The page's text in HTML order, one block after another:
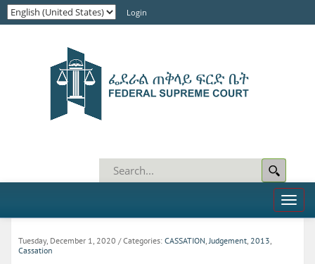
Login
Toggle
Tuesday, December 1, 2020 / Categories: CASSATION,Judgement, 2013,
Cassation